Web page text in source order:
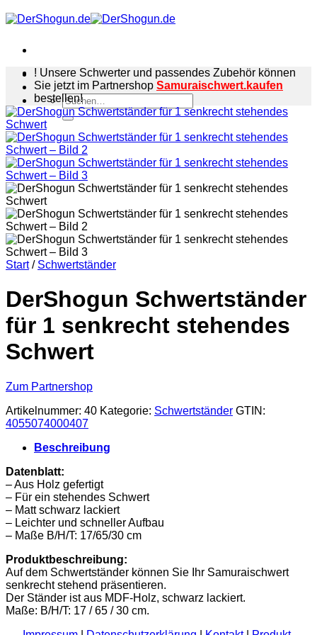
Zum
Inhalt
Suchen
nach:
! Unsere Schwerter und passendes Zubehör können
Sie jetzt im Partnershop Samuraischwert.kaufen
bestellen!
Start / Schwertständer
DerShogun Schwertständer
für 1 senkrecht stehendes
Schwert
Zum Partnershop
Artikelnummer: 40 Kategorie: Schwertständer GTIN:
4055074000407
Beschreibung
Datenblatt:
– Aus Holz gefertigt
– Für ein stehendes Schwert
– Matt schwarz lackiert
– Leichter und schneller Aufbau
– Maße B/H/T: 17/65/30 cm
Produktbeschreibung:
Auf dem Schwertständer können Sie Ihr Samuraischwert
senkrecht stehend präsentieren.
Der Ständer ist aus MDF-Holz, schwarz lackiert.
Maße: B/H/T: 17 / 65 / 30 cm.